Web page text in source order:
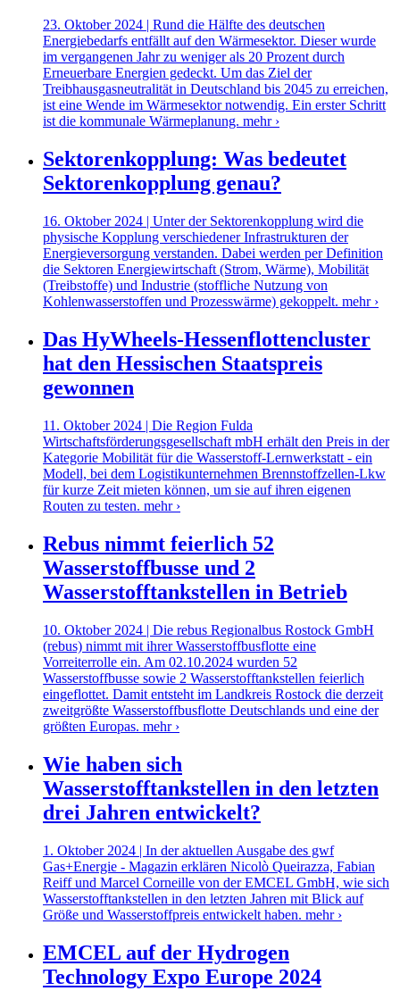
23. Oktober 2024 | Rund die Hälfte des deutschen
Energiebedarfs entfällt auf den Wärmesektor. Dieser wurde
im vergangenen Jahr zu weniger als 20 Prozent durch
Erneuerbare Energien gedeckt. Um das Ziel der
Treibhausgasneutralität in Deutschland bis 2045 zu erreichen,
ist eine Wende im Wärmesektor notwendig. Ein erster Schritt
ist die kommunale Wärmeplanung. mehr ›
Sektorenkopplung: Was bedeutet
Sektorenkopplung genau?
16. Oktober 2024 | Unter der Sektorenkopplung wird die
physische Kopplung verschiedener Infrastrukturen der
Energieversorgung verstanden. Dabei werden per Definition
die Sektoren Energiewirtschaft (Strom, Wärme), Mobilität
(Treibstoffe) und Industrie (stoffliche Nutzung von
Kohlenwasserstoffen und Prozesswärme) gekoppelt. mehr ›
Das HyWheels-Hessenflottencluster
hat den Hessischen Staatspreis
gewonnen
11. Oktober 2024 | Die Region Fulda
Wirtschaftsförderungsgesellschaft mbH erhält den Preis in der
Kategorie Mobilität für die Wasserstoff-Lernwerkstatt - ein
Modell, bei dem Logistikunternehmen Brennstoffzellen-Lkw
für kurze Zeit mieten können, um sie auf ihren eigenen
Routen zu testen. mehr ›
Rebus nimmt feierlich 52
Wasserstoffbusse und 2
Wasserstofftankstellen in Betrieb
10. Oktober 2024 | Die rebus Regionalbus Rostock GmbH
(rebus) nimmt mit ihrer Wasserstoffbusflotte eine
Vorreiterrolle ein. Am 02.10.2024 wurden 52
Wasserstoffbusse sowie 2 Wasserstofftankstellen feierlich
eingeflottet. Damit entsteht im Landkreis Rostock die derzeit
zweitgrößte Wasserstoffbusflotte Deutschlands und eine der
größten Europas. mehr ›
Wie haben sich
Wasserstofftankstellen in den letzten
drei Jahren entwickelt?
1. Oktober 2024 | In der aktuellen Ausgabe des gwf
Gas+Energie - Magazin erklären Nicolò Queirazza, Fabian
Reiff und Marcel Corneille von der EMCEL GmbH, wie sich
Wasserstofftankstellen in den letzten Jahren mit Blick auf
Größe und Wasserstoffpreis entwickelt haben. mehr ›
EMCEL auf der Hydrogen
Technology Expo Europe 2024